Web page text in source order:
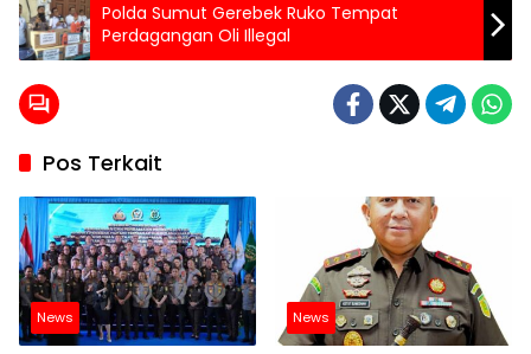
Polda Sumut Gerebek Ruko Tempat
Perdagangan Oli Illegal
Pos Terkait
News News